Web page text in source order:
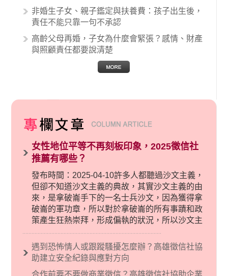
非婚生子女、親子鑑定與扶養費：孩子出生後，
責任不能只靠一句不承認
高齡父母再婚，子女為什麼會緊張？感情、財產
與照顧責任都要說清楚
女性地位平等不再刻板印象，2025徵信社
推薦有哪些？
發布時間：2025-04-10許多人都聽過沙文主義，
但卻不知道沙文主義的典故，其實沙文主義的由
來，是拿破崙手下的一名士兵沙文，因為獲得拿
破崙的軍功章，所以對於拿破崙的所有事蹟和政
策產生狂熱崇拜，形成偏執的狀況，所以沙文主
義後來就被拿來暗指偏見和歧視，而且有沙文主
義傾向的人，通常對於自己的國家和民族有超強
烈的卓越感，因而瞧不起其他國家的人，所以沙
遇到恐怖情人或跟蹤騷擾怎麼辦？高雄徵信社協
助建立安全紀錄與應對方向